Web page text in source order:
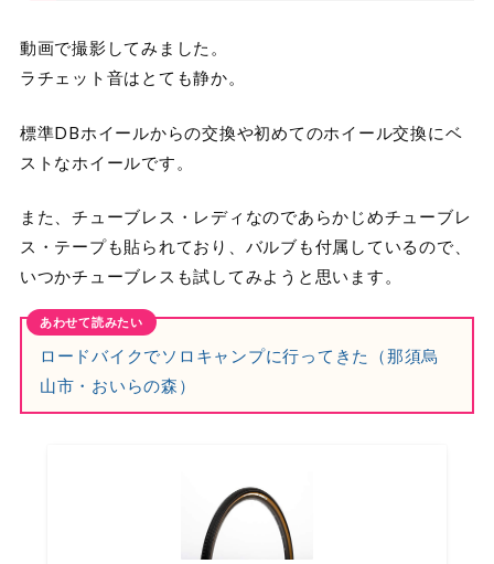
動画で撮影してみました。
ラチェット音はとても静か。
標準DBホイールからの交換や初めてのホイール交換にベ
ストなホイールです。
また、チューブレス・レディなのであらかじめチューブレ
ス・テープも貼られており、バルブも付属しているので、
いつかチューブレスも試してみようと思います。
ロードバイクでソロキャンプに行ってきた（那須烏
山市・おいらの森）